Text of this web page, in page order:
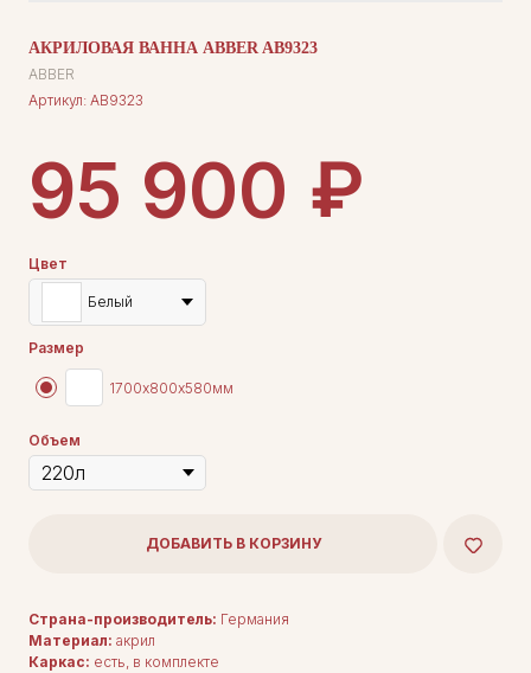
АКРИЛОВАЯ ВАННА ABBER AB9323
ABBER
Артикул: AB9323
95 900 ₽
Цвет
Белый
Размер
1700х800х580мм
Объем
ДОБАВИТЬ В КОРЗИНУ
Страна-производитель: Германия
Материал: акрил
Каркас: есть, в комплекте